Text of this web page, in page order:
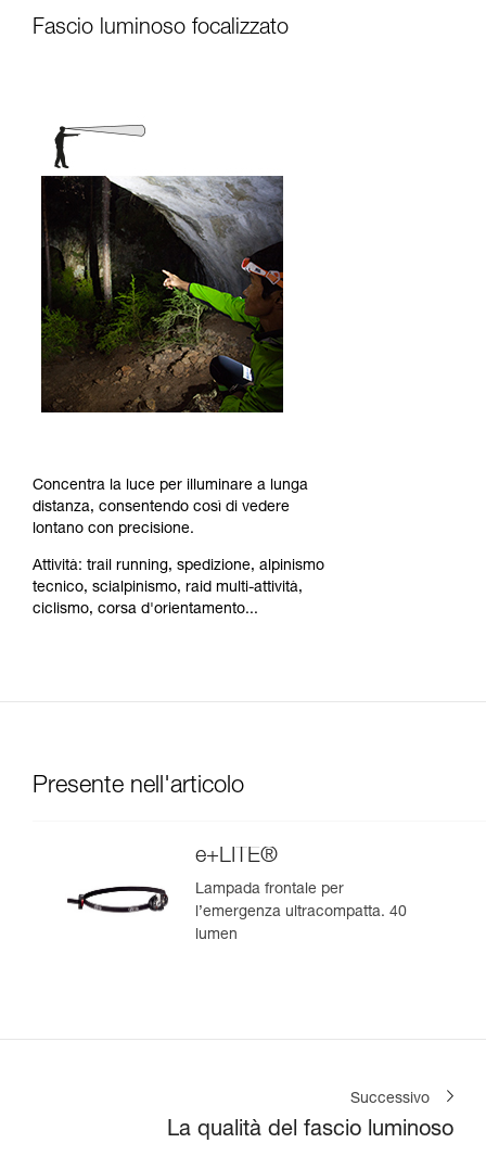
Fascio luminoso focalizzato
Concentra la luce per illuminare a lunga
distanza, consentendo così di vedere
lontano con precisione.
Attività: trail running, spedizione, alpinismo
tecnico, scialpinismo, raid multi-attività,
ciclismo, corsa d'orientamento...
Presente nell'articolo
e+LITE®
Lampada frontale per
l’emergenza ultracompatta. 40
lumen
Successivo
La qualità del fascio luminoso